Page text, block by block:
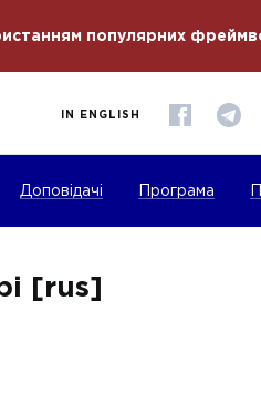
популярних
IN ENGLISH
Доповідачі Програма
[rus]